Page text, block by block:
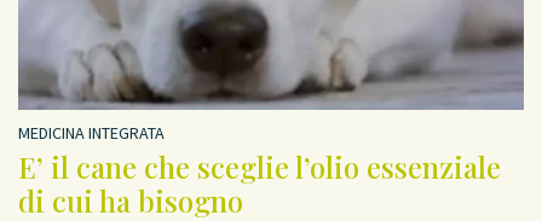
MEDICINA INTEGRATA
E’ il cane che sceglie l’olio essenziale
di cui ha bisogno